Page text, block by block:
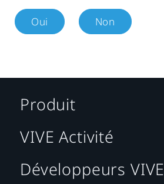
Oui Non
Produit
VIVE Activité
Développeurs VIVE